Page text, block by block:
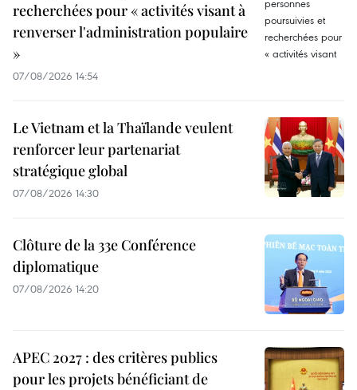
recherchées pour « activités visant à
renverser l'administration populaire
»
07/08/2026 14:54
Le Vietnam et la Thaïlande veulent
renforcer leur partenariat
stratégique global
07/08/2026 14:30
Clôture de la 33e Conférence
diplomatique
07/08/2026 14:20
APEC 2027 : des critères publics
pour les projets bénéficiant de